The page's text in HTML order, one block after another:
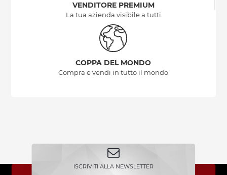
VENDITORE PREMIUM
La tua azienda visibile a tutti
COPPA DEL MONDO
Compra e vendi in tutto il mondo
ISCRIVITI ALLA NEWSLETTER